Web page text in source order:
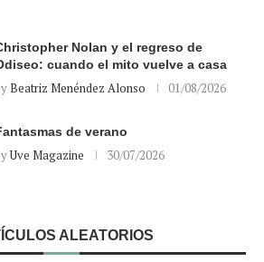
Nolan y el regreso de
cuando el mito vuelve a casa
Beatriz Menéndez Alonso 01/08/2026
de verano
Uve Magazine 30/07/2026
ALEATORIOS